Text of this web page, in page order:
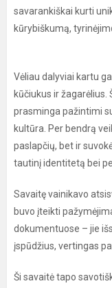
savarankiškai kurti
kūrybiškumą,
Vėliau dalyviai kartu
kūčiukus ir
prasminga pažintimi
kultūra. Per bendrą
paslapčių, bet ir
tautinį identitetą bei
Savaitę vainikavo
buvo įteikti
dokumentuose – jie
įspūdžius, vertingas
Ši savaitė tapo